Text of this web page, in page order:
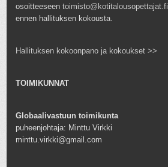
osoitteeseentoimisto@kotitalousopettajat.fi
ennen hallituksen kokousta.
Hallituksen kokoonpano ja kokoukset >>
TOIMIKUNNAT
Globaalivastuun toimikunta
puheenjohtaja: Minttu Virkki
minttu.virkki@gmail.com